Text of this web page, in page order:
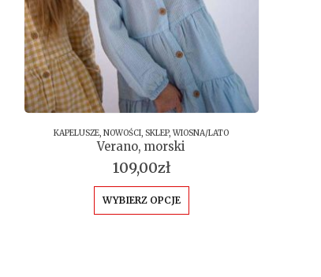
KAPELUSZE,NOWOŚCI,SKLEP,WIOSNA/LATO
Verano, morski
109,00zł
WYBIERZ OPCJE
Ten produkt ma wiele wariantów. Opcje można wybrać na stronie produktu